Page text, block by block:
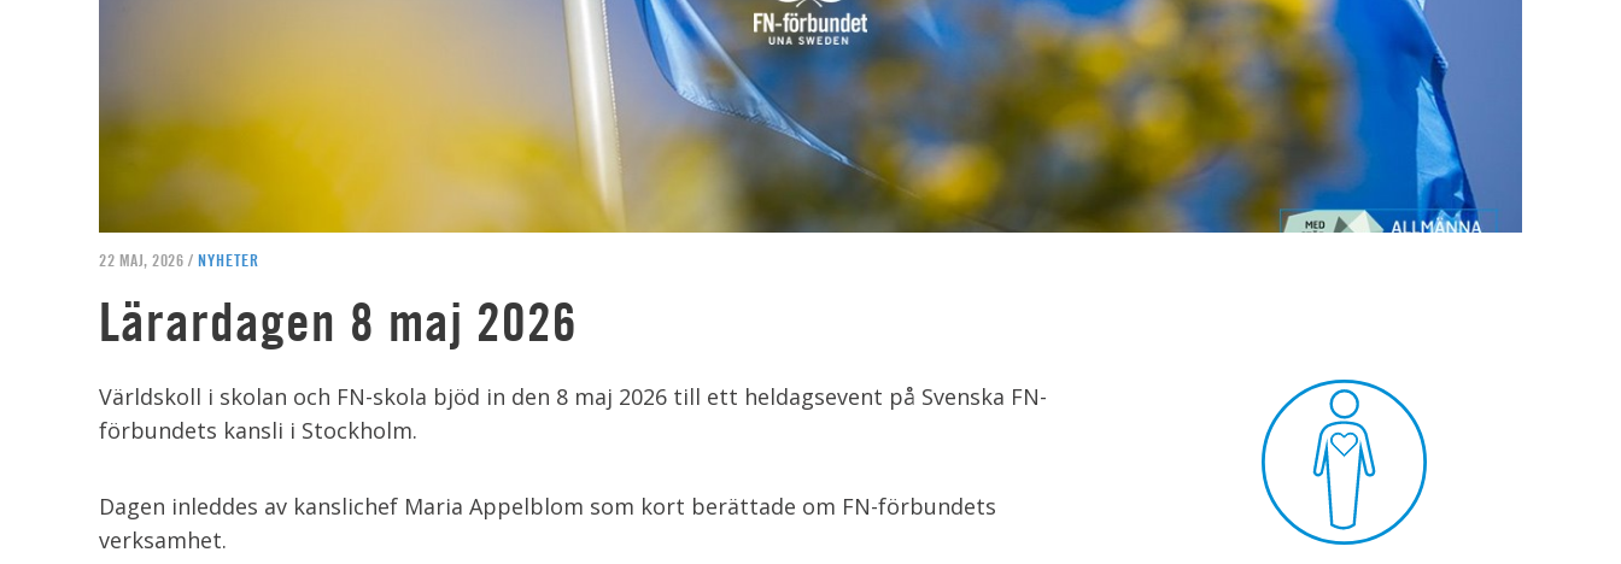
22 MAJ, 2026 / NYHETER
Lärardagen 8 maj 2026
Världskoll i skolan och FN-skola bjöd in den 8 maj 2026 till ett heldagsevent på Svenska FN-
förbundets kansli i Stockholm.
Dagen inleddes av kanslichef Maria Appelblom som kort berättade om FN-förbundets
verksamhet.